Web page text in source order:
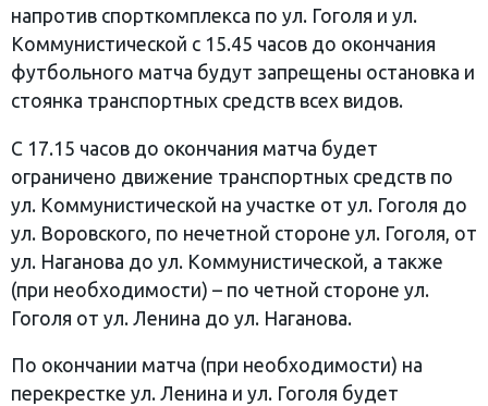
напротив спорткомплекса по ул. Гоголя и ул.
Коммунистической с 15.45 часов до окончания
футбольного матча будут запрещены остановка и
стоянка транспортных средств всех видов.
С 17.15 часов до окончания матча будет
ограничено движение транспортных средств по
ул. Коммунистической на участке от ул. Гоголя до
ул. Воровского, по нечетной стороне ул. Гоголя, от
ул. Наганова до ул. Коммунистической, а также
(при необходимости) – по четной стороне ул.
Гоголя от ул. Ленина до ул. Наганова.
По окончании матча (при необходимости) на
перекрестке ул. Ленина и ул. Гоголя будет